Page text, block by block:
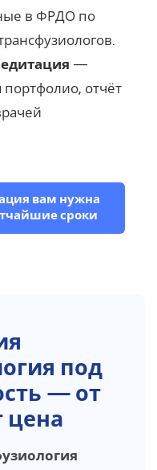
в ФРДО по
—
отчёт
вам нужна
сроки
под
— от
цена